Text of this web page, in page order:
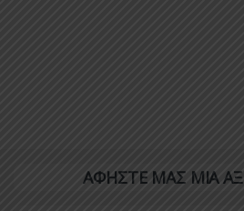
ΑΦΗΣΤΕ ΜΑΣ ΜΙΑ